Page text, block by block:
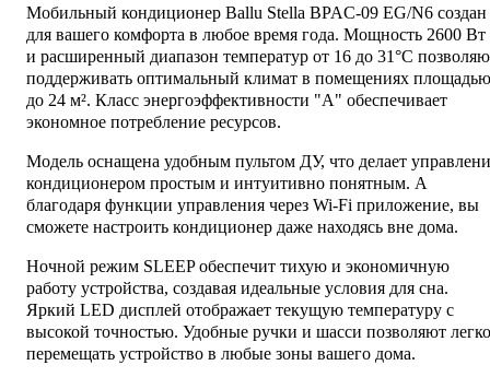
Мобильный кондиционер Ballu Stella BPAC-09 EG/N6 создан
для вашего комфорта в любое время года. Мощность 2600 Вт
и расширенный диапазон температур от 16 до 31°C
поддерживать оптимальный климат в помещениях площадью
до 24 м². Класс энергоэффективности "А" обеспечивает
экономное потребление ресурсов.
Модель оснащена удобным пультом ДУ, что делает
кондиционером простым и интуитивно понятным. А
благодаря функции управления через Wi-Fi приложение, вы
сможете настроить кондиционер даже находясь вне дома.
Ночной режим SLEEP обеспечит тихую и экономичную
работу устройства, создавая идеальные условия для сна.
Яркий LED дисплей отображает текущую температуру с
высокой точностью. Удобные ручки и шасси позволяют легко
перемещать устройство в любые зоны вашего дома.